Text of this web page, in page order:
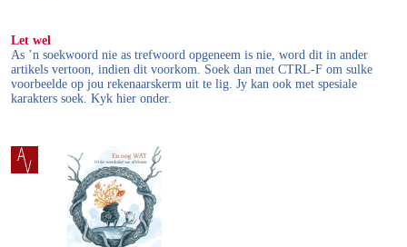
Let wel
As ’n soekwoord nie as trefwoord opgeneem is nie, word dit in ander
artikels vertoon, indien dit voorkom. Soek dan met CTRL-F om sulke
voorbeelde op jou rekenaarskerm uit te lig. Jy kan ook met spesiale
karakters soek. Kyk hier onder.